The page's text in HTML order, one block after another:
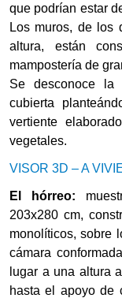
que podrían estar
Los muros, de los
altura, están
mampostería de
Se desconoce la
cubierta
vertiente
vegetales.
VISOR 3D – A
El hórreo:
203x280 cm,
monolíticos, sobre
cámara
lugar a una altura
hasta el apoyo de